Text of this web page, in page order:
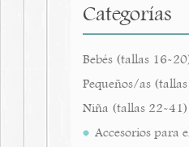
Categorías
Bebés (tallas 16-
Pequeños/as
Niña (tallas 22-41)
Accesorios para